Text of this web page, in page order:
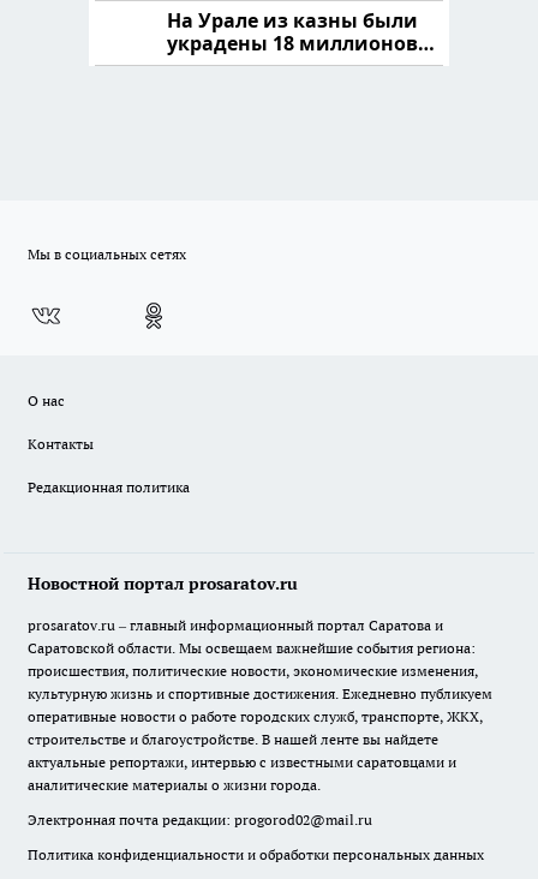
На Урале из казны были
украдены 18 миллионов
рублей
Мы в социальных сетях
О нас
Контакты
Редакционная политика
Новостной портал prosaratov.ru
prosaratov.ru – главный информационный портал Саратова и
Саратовской области. Мы освещаем важнейшие события региона:
происшествия, политические новости, экономические изменения,
культурную жизнь и спортивные достижения. Ежедневно публикуем
оперативные новости о работе городских служб, транспорте, ЖКХ,
строительстве и благоустройстве. В нашей ленте вы найдете
актуальные репортажи, интервью с известными саратовцами и
аналитические материалы о жизни города.
Электронная почта редакции: progorod02@mail.ru
Политика конфиденциальности и обработки персональных данных